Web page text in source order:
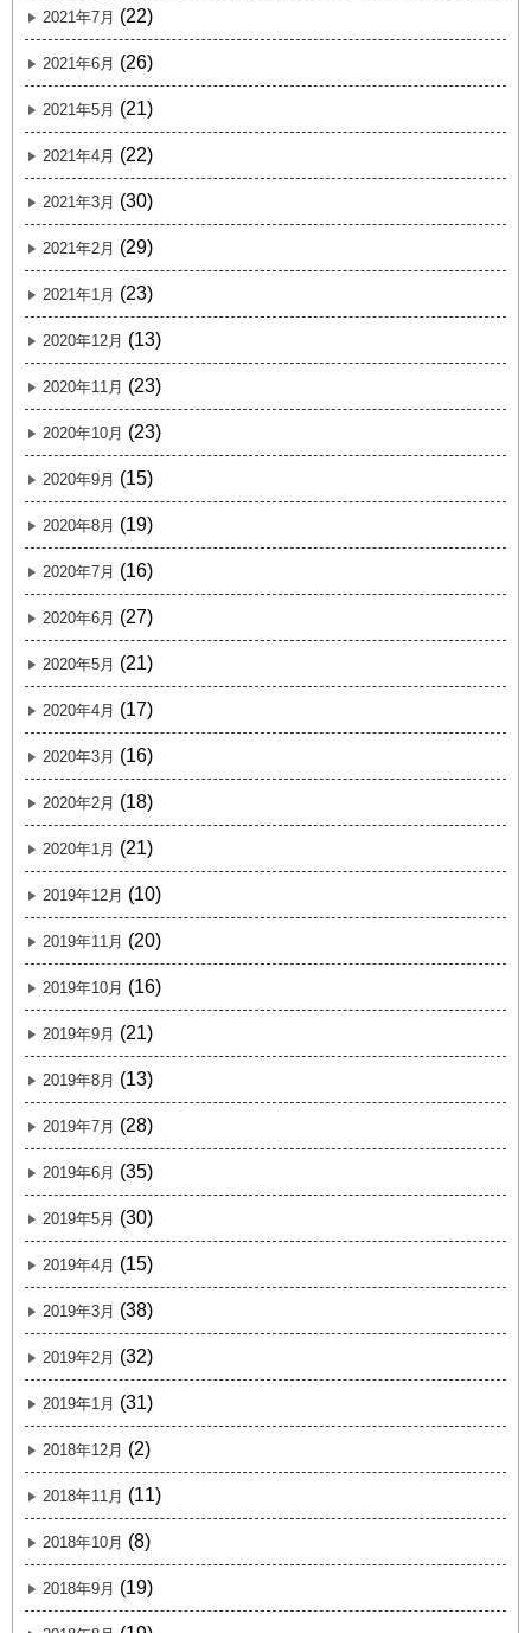
2021年7月 (22)
2021年6月 (26)
2021年5月 (21)
2021年4月 (22)
2021年3月 (30)
2021年2月 (29)
2021年1月 (23)
2020年12月 (13)
2020年11月 (23)
2020年10月 (23)
2020年9月 (15)
2020年8月 (19)
2020年7月 (16)
2020年6月 (27)
2020年5月 (21)
2020年4月 (17)
2020年3月 (16)
2020年2月 (18)
2020年1月 (21)
2019年12月 (10)
2019年11月 (20)
2019年10月 (16)
2019年9月 (21)
2019年8月 (13)
2019年7月 (28)
2019年6月 (35)
2019年5月 (30)
2019年4月 (15)
2019年3月 (38)
2019年2月 (32)
2019年1月 (31)
2018年12月 (2)
2018年11月 (11)
2018年10月 (8)
2018年9月 (19)